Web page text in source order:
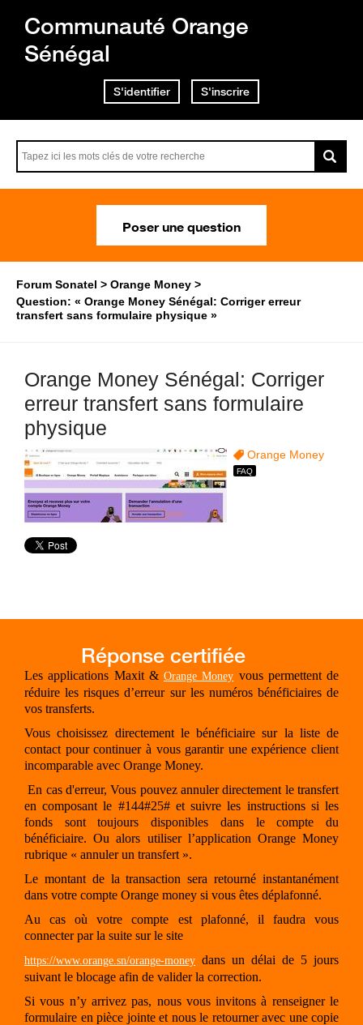
Communauté Orange
Sénégal
S'identifier S'inscrire
Poser une question
Forum Sonatel
Orange Money
Question: « Orange Money Sénégal: Corriger erreur
transfert sans formulaire physique »
Orange Money Sénégal: Corriger
erreur transfert sans formulaire
physique
Orange Money
Les applications Maxit & Orange Money vous permettent de
réduire les risques d’erreur sur les numéros bénéficiaires de
vos transferts.
Vous choisissez directement le bénéficiaire sur la liste de
contact pour continuer à vous garantir une expérience client
incomparable avec Orange Money.
En cas d'erreur, Vous pouvez annuler directement le transfert
en composant le #144#25# et suivre les instructions si les
fonds sont toujours disponibles dans le compte du
bénéficiaire. Ou alors utiliser l’application Orange Money
rubrique « annuler un transfert ».
Le montant de la transaction sera retourné instantanément
dans votre compte Orange money si vous êtes déplafonné.
Au cas où votre compte est plafonné, il faudra vous
connecter par la suite sur le site
https://www.orange.sn/orange-money dans un délai de 5 jours
suivant le blocage afin de valider la correction.
Si vous n’y arrivez pas, nous vous invitons à renseigner le
formulaire en pièce jointe et nous le retourner avec une copie